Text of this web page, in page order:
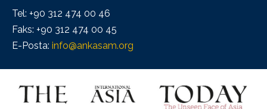
Tel: +90 312 474 00 46
Faks: +90 312 474 00 45
E-Posta: info@ankasam.org